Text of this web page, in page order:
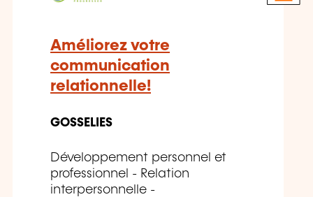
Améliorez votre
communication
relationnelle!
GOSSELIES
Développement personnel et
professionnel - Relation
interpersonnelle -